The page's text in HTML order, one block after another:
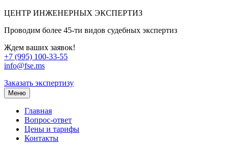
ЦЕНТР ИНЖЕНЕРНЫХ ЭКСПЕРТИЗ
Проводим более 45-ти видов судебных экспертиз
Ждем ваших заявок!
+7 (995) 100-33-55
info@fse.ms
Заказать экспертизу
Меню
Главная
Вопрос-ответ
Цены и тарифы
Контакты